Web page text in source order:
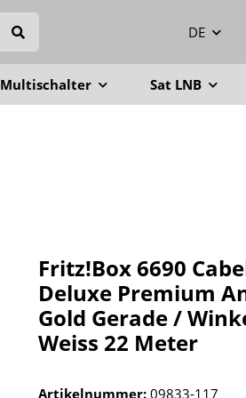
DE
Multischalter Sat LNB
Fritz!Box 6690
Deluxe Premium
Gold Gerade /
Weiss 22 Meter
Artikelnummer:09833-117